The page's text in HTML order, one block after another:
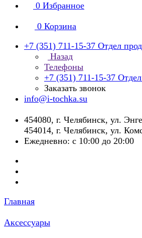
0 Избранное
0 Корзина
+7 (351) 711-15-37 Отдел
Назад
Телефоны
+7 (351) 711-15-37
Заказать звонок
info@i-tochka.su
​454080, г. Челябинск, ул.
454014, г. Челябинск, ул.
Ежедневно: с 10:00 до 20:00
Главная
Аксессуары